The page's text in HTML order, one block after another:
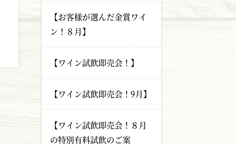
【お客様が選んだ金賞ワイ
ン！８月】
【ワイン試飲即売会！】
【ワイン試飲即売会！9月】
【ワイン試飲即売会！８月
の特別有料試飲のご案